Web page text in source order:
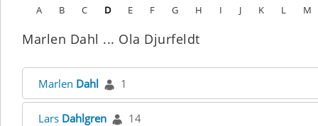
A B C D E F G H I J K L M
Marlen Dahl ... Ola Djurfeldt
Marlen Dahl 1
Lars Dahlgren 14